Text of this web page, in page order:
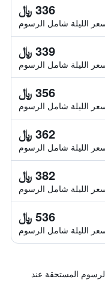
336 ﷼
الليلة شامل الرسوم
339 ﷼
الليلة شامل الرسوم
356 ﷼
الليلة شامل الرسوم
362 ﷼
الليلة شامل الرسوم
382 ﷼
الليلة شامل الرسوم
536 ﷼
الليلة شامل الرسوم
المستحقة عند